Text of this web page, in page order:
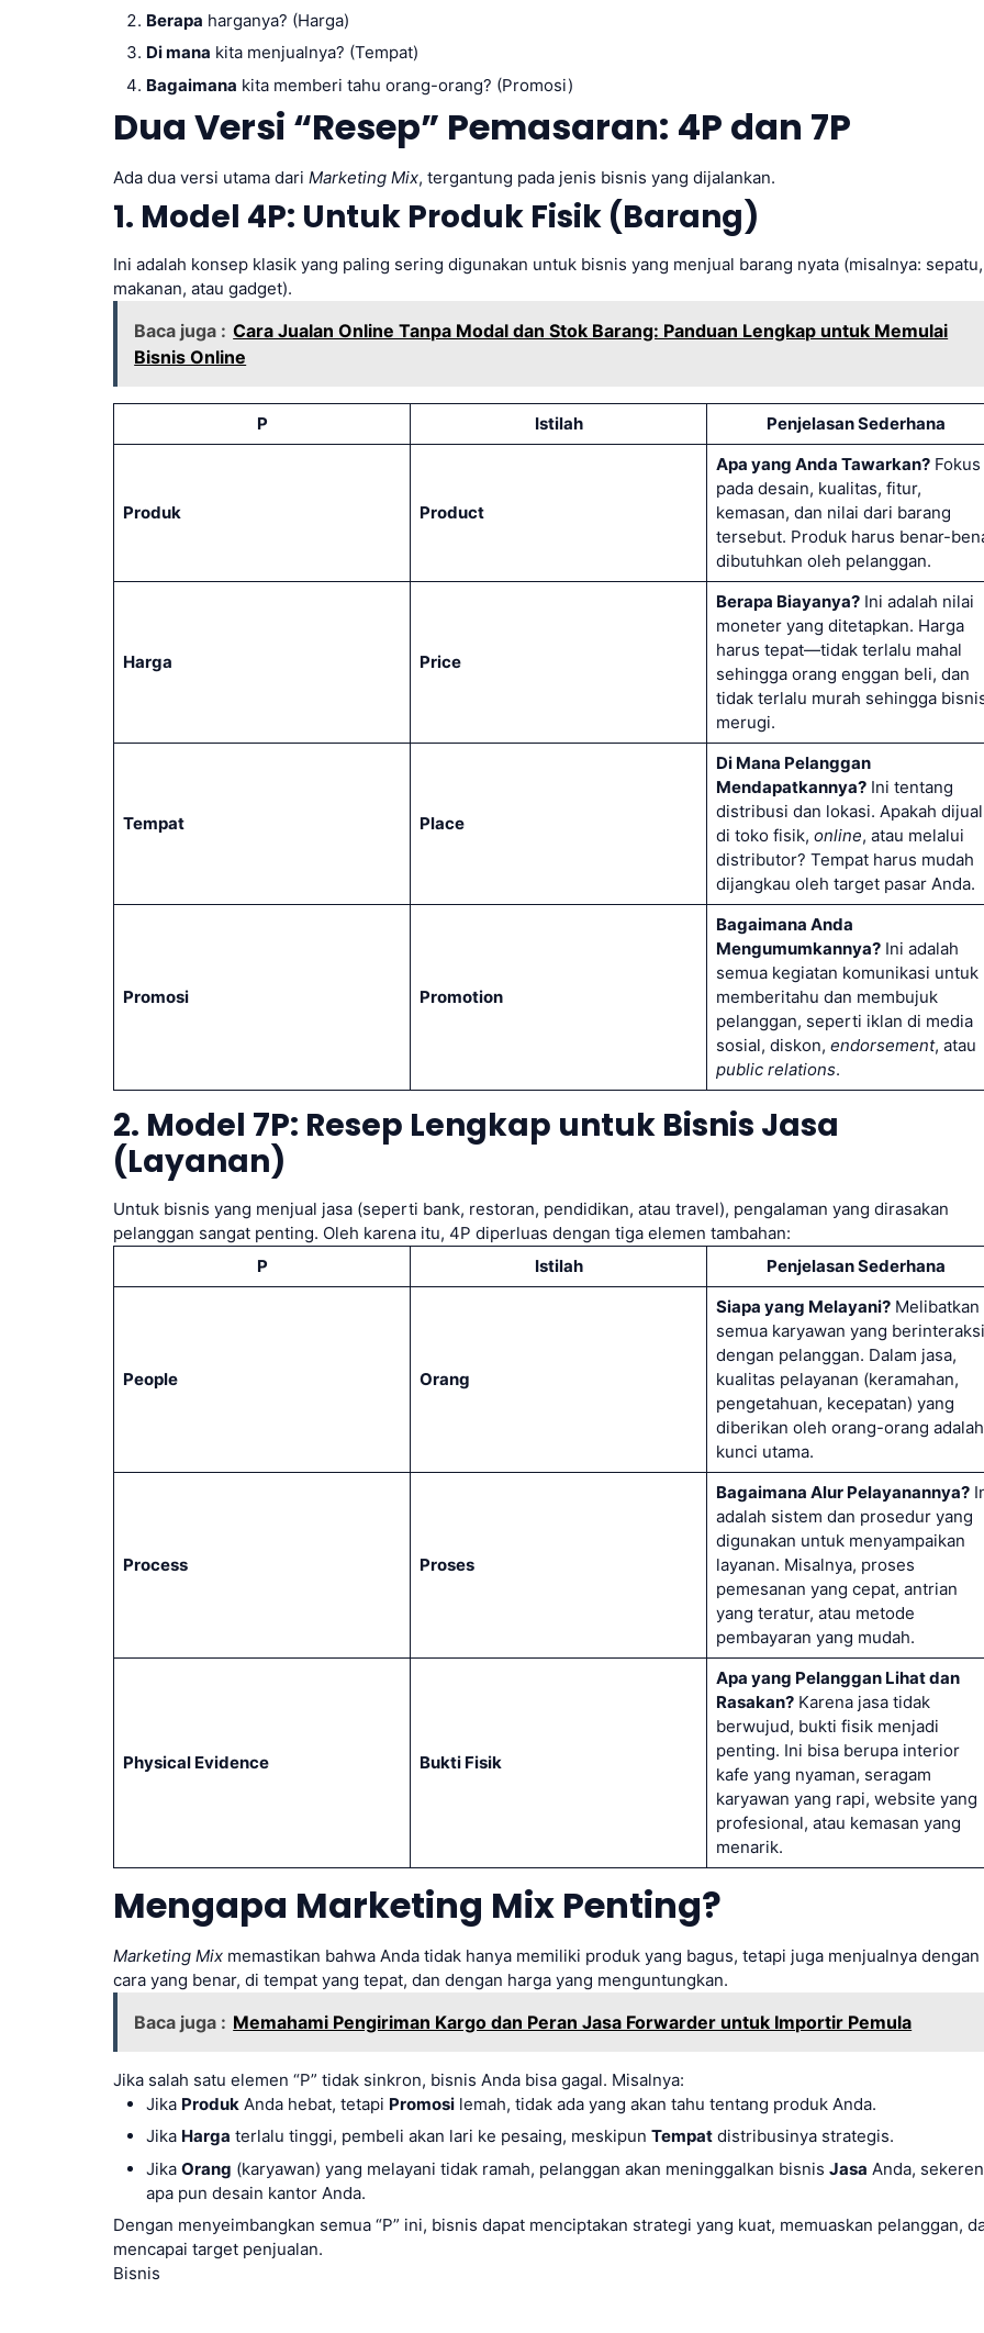
Berapa harganya? (Harga)
Di mana kita menjualnya? (Tempat)
Bagaimana kita memberi tahu orang-orang? (Promosi)
Dua Versi “Resep” Pemasaran: 4P dan 7P
Ada dua versi utama dariMarketing Mix, tergantung pada jenis bisnis yang dijalankan.
1. Model 4P: Untuk Produk Fisik (Barang)
Ini adalah konsep klasik yang paling sering digunakan untuk bisnis yang menjual barang nyata (misalnya: sepatu,
makanan, atau gadget).
Baca juga : Cara Jualan Online Tanpa Modal dan Stok Barang: Panduan Lengkap untuk Memulai
Bisnis Online
P Istilah Penjelasan Sederhana
Produk Product
Apa yang Anda Tawarkan?Fokus
pada desain, kualitas, fitur,
kemasan, dan nilai dari barang
tersebut. Produk harus benar-
dibutuhkan oleh pelanggan.
Harga Price
Berapa Biayanya?Ini adalah nilai
moneter yang ditetapkan. Harga
harus tepat—tidak terlalu mahal
sehingga orang enggan beli, dan
tidak terlalu murah sehingga
merugi.
Tempat Place
Di Mana Pelanggan
Mendapatkannya?Ini tentang
distribusi dan lokasi. Apakah dijual
di toko fisik, online, atau melalui
distributor? Tempat harus mudah
dijangkau oleh target pasar Anda.
Promosi Promotion
Bagaimana Anda
Mengumumkannya?Ini adalah
semua kegiatan komunikasi untuk
memberitahu dan membujuk
pelanggan, seperti iklan di media
sosial, diskon, endorsement, atau
public relations.
2. Model 7P: Resep Lengkap untuk Bisnis Jasa
(Layanan)
Untuk bisnis yang menjual jasa (seperti bank, restoran, pendidikan, atau travel), pengalaman yang dirasakan
pelanggan sangat penting. Oleh karena itu, 4P diperluas dengan tiga elemen tambahan:
P
Istilah Penjelasan Sederhana
People Orang
Siapa yang Melayani?Melibatkan
semua karyawan yang berinteraksi
dengan pelanggan. Dalam jasa,
kualitas pelayanan (keramahan,
pengetahuan, kecepatan) yang
diberikan oleh orang-orang adalah
kunci utama.
Process Proses
Bagaimana Alur Pelayanannya?
adalah sistem dan prosedur yang
digunakan untuk menyampaikan
layanan. Misalnya, proses
pemesanan yang cepat, antrian
yang teratur, atau metode
pembayaran yang mudah.
Physical Evidence Bukti Fisik
Apa yang Pelanggan Lihat dan
Rasakan?Karena jasa tidak
berwujud, bukti fisik menjadi
penting. Ini bisa berupa interior
kafe yang nyaman, seragam
karyawan yang rapi, website yang
profesional, atau kemasan yang
menarik.
Mengapa Marketing Mix Penting?
Marketing Mix memastikan bahwa Anda tidak hanya memiliki produk yang bagus, tetapi juga menjualnya dengan
cara yang benar, di tempat yang tepat, dan dengan harga yang menguntungkan.
Baca juga : Memahami Pengiriman Kargo dan Peran Jasa Forwarder untuk Importir Pemula
Jika salah satu elemen “P” tidak sinkron, bisnis Anda bisa gagal. Misalnya:
Jika Produk Anda hebat, tetapi Promosi lemah, tidak ada yang akan tahu tentang produk Anda.
Jika Harga terlalu tinggi, pembeli akan lari ke pesaing, meskipunTempat distribusinya strategis.
JikaOrang (karyawan) yang melayani tidak ramah, pelanggan akan meninggalkan bisnisJasa Anda, sekeren
apa pun desain kantor Anda.
Dengan menyeimbangkan semua “P” ini, bisnis dapat menciptakan strategi yang kuat, memuaskan pelanggan,
mencapai target penjualan.
Bisnis